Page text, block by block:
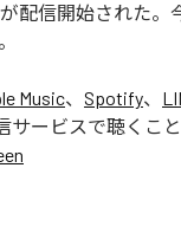
が配信開始された
Music、 Spotify、
サービスで聴くこと